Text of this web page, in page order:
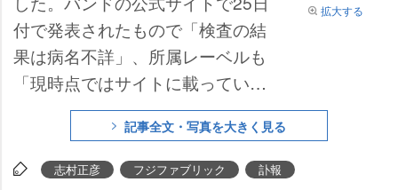
拡大する
付で発表されたもので「検査の結
果は病名不詳」、所属レーベルも
「現時点ではサイトに載っている
ものが全ての情報です」としてい
る。葬儀は近親者のみで執り行う
予定。
記事全文・写真を大きく見る
志村正彦 フジファブリック 訃報